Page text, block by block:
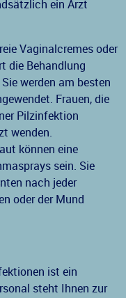
ein Arzt
Vaginalcremes oder
die Behandlung
werden am besten
Frauen, die
Pilzinfektion
wenden.
können eine
sein. Sie
nach jeder
oder der Mund
ist ein
steht Ihnen zur